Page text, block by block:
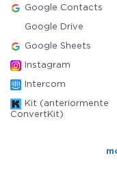
Google Contacts
Google Drive
Google Sheets
Instagram
Intercom
Kit (anteriormente
ConvertKit)